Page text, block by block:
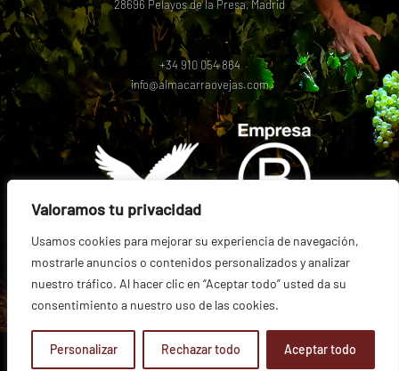
Valoramos tu privacidad
Usamos cookies para mejorar su experiencia de navegación,
mostrarle anuncios o contenidos personalizados y analizar
nuestro tráfico. Al hacer clic en “Aceptar todo” usted da su
consentimiento a nuestro uso de las cookies.
Personalizar Rechazar todo Aceptar todo
28696 Pelayos de la Presa, Madrid
+34 910 054 864
info@almacarraovejas.com